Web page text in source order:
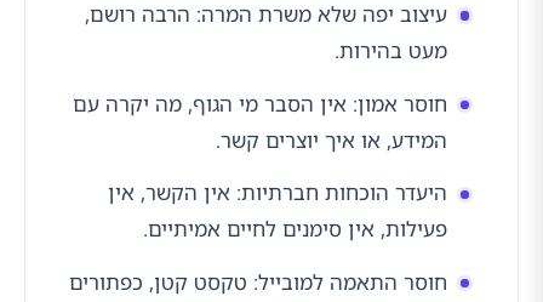
עיצוב יפה שלא משרת המרה: הרבה רושם,
מעט בהירות.
חוסר אמון: אין הסבר מי הגוף, מה יקרה עם
המידע, או איך יוצרים קשר.
היעדר הוכחות חברתיות: אין הקשר, אין
פעילות, אין סימנים לחיים אמיתיים.
חוסר התאמה למובייל: טקסט קטן, כפתורים